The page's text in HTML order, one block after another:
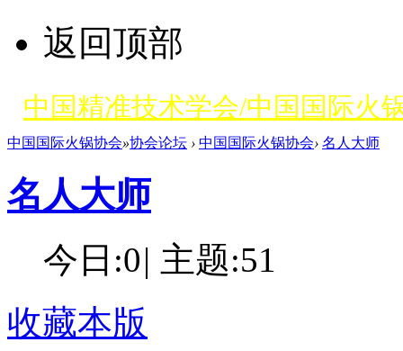
返回顶部
中国精准技术学会/中国国际火
中国国际火锅协会»协会论坛 › 中国国际火锅协会› 名人大师
名人大师
今日:0| 主题:51
收藏本版